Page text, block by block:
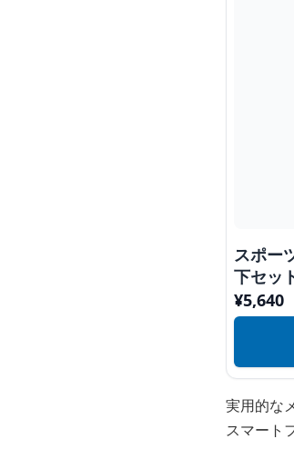
スポー
下セッ
¥5,640
実用的な
スマート